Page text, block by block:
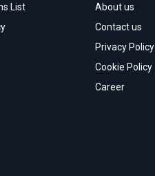
List
About us
Contact us
Privacy Policy
Cookie Policy
Career